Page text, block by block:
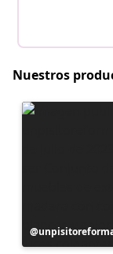
Nuestros
Publicación
realizada